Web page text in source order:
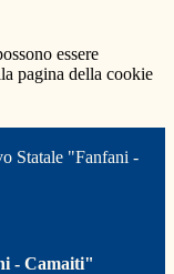
essere
pagina della cookie
Statale "Fanfani -
- Camaiti"